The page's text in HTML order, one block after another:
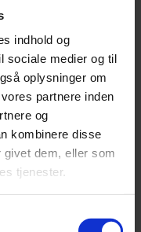
indhold og
sociale medier og til
oplysninger om
partnere inden
og
kombinere disse
givet dem, eller som
tjenester.
til at modtage
en